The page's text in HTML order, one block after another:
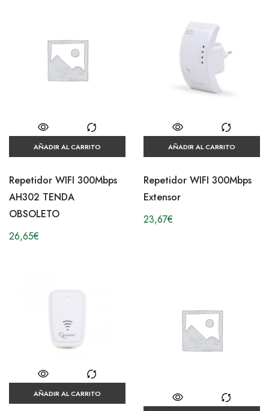
AÑADIR AL CARRITO
Repetidor WIFI 300Mbps
AH302 TENDA
OBSOLETO
26,65€
AÑADIR AL CARRITO
Repetidor WIFI 300Mbps
Extensor
23,67€
AÑADIR AL CARRITO